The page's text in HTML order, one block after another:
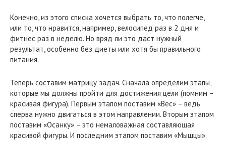
Конечно, из этого списка хочется выбрать то, что полегче,
или то, что нравится, например, велосипед раз в 2 дня и
фитнес раз в неделю. Но вряд ли это даст нужный
результат, особенно без диеты или хотя бы правильного
питания.
Теперь составим матрицу задач. Сначала определим этапы,
которые мы должны пройти для достижения цели (помним –
красивая фигура). Первым этапом поставим «Вес» – ведь
сперва нужно двигаться в этом направлении. Вторым этапом
поставим «Осанку» – это немаловажная составляющая
красивой фигуры. И последним этапом поставим «Мышцы».